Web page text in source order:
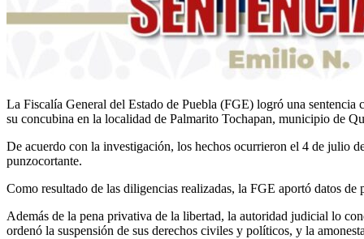
La Fiscalía General del Estado de Puebla (FGE) logró una sentencia
su concubina en la localidad de Palmarito Tochapan, municipio de
De acuerdo con la investigación, los hechos ocurrieron el 4 de julio
punzocortante.
Como resultado de las diligencias realizadas, la FGE aportó datos
Además de la pena privativa de la libertad, la autoridad judicial lo
ordenó la suspensión de sus derechos civiles y políticos, y la